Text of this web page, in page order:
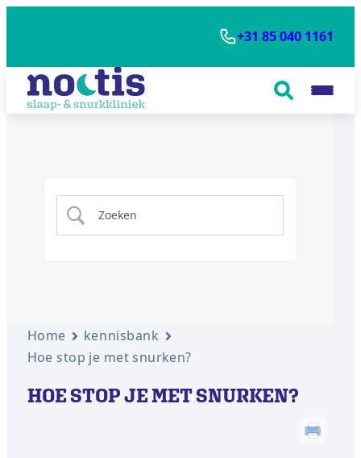
+31 85 040 1161
Home
kennisbank
Hoe stop je met snurken?
HOE STOP JE MET SNURKEN?